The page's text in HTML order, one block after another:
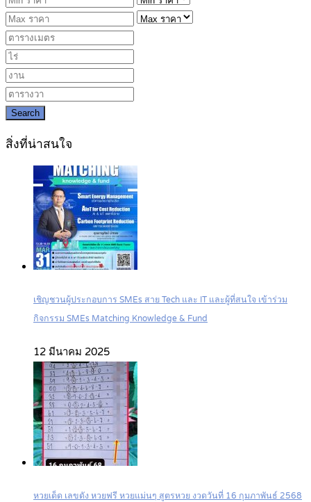
Search
สิ่งที่น่าสนใจ
เชิญชวนผู้ประกอบการ SMEs สาย Tech และ IT และผู้ที่สนใจ เข้าร่วม
กิจกรรม SMEs Matching Knowledge & Fund
12 มีนาคม 2025
หวยเด็ด เลขดัง หวยฟรี หวยแม่นๆ สูตรหวย งวดวันที่ 16 กุมภาพันธ์ 2568